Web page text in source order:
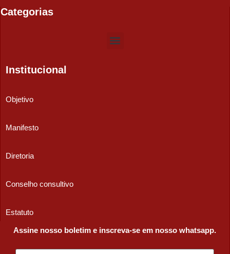
Categorias
Institucional
Objetivo
Manifesto
Diretoria
Conselho consultivo
Estatuto
Assine nosso boletim e inscreva-se em nosso whatsapp.